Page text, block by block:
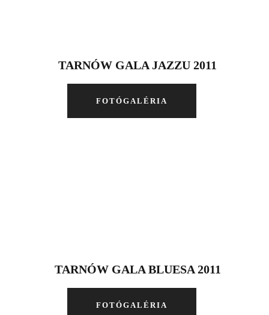
TARNÓW GALA JAZZU 2011
FOTÓGALÉRIA
TARNÓW GALA BLUESA 2011
FOTÓGALÉRIA